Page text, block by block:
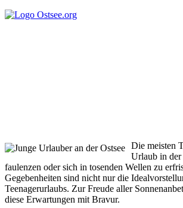
Die meisten
Urlaub in der
faulenzen oder sich in tosenden Wellen zu
Gegebenheiten sind nicht nur die
Teenagerurlaubs. Zur Freude aller
diese Erwartungen mit Bravur.